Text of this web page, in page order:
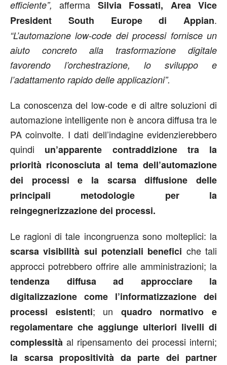
efficiente”,afferma Silvia Fossati, Area Vice
President South Europe di Appian.
“L’automazione low-code dei processi fornisce un
aiuto concreto alla trasformazione digitale
favorendo l’orchestrazione, lo sviluppo e
l’adattamento rapido delle applicazioni”.
La conoscenza del low-code e di altre soluzioni di
automazione intelligente non è ancora diffusa tra le
PA coinvolte. I dati dell’indagine evidenzierebbero
quindi un’apparente contraddizione tra la
priorità riconosciuta al tema dell’automazione
dei processi e la scarsa diffusione delle
principali metodologie per la
reingegnerizzazione dei processi.
Le ragioni di tale incongruenza sono molteplici: la
scarsa visibilità sui potenziali benefici che tali
approcci potrebbero offrire alle amministrazioni; la
tendenza diffusa ad approcciare la
digitalizzazione come l’informatizzazione dei
processi esistenti; un quadro normativo e
regolamentare che aggiunge ulteriori livelli di
complessità al ripensamento dei processi interni;
la scarsa propositività da parte dei partner